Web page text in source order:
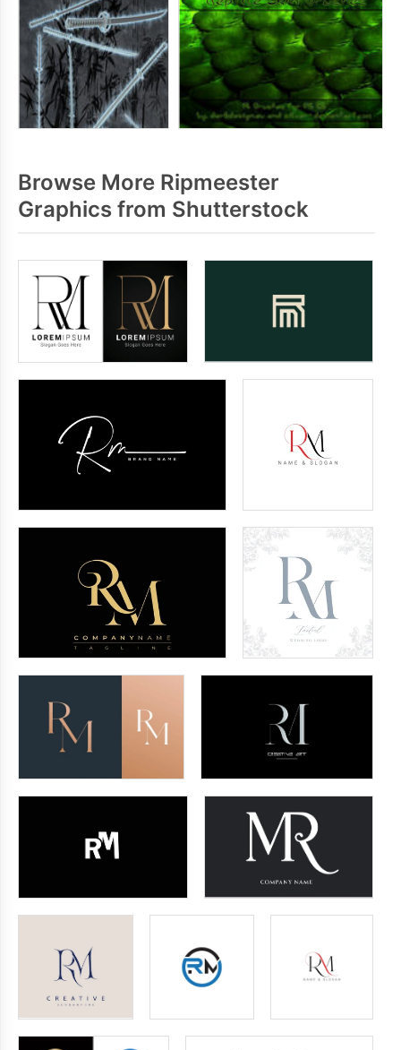
Browse More Ripmeester
Graphics from Shutterstock